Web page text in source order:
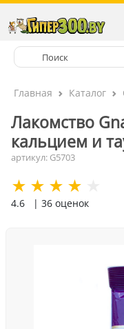
Главная Каталог
Лакомство
кальцием и
артикул: G5703
4.6 | 36 оценок